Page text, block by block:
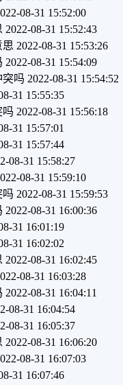
08-31 15:52:00
2022-08-31 15:52:43
思 2022-08-31 15:53:26
2022-08-31 15:54:09
吗 2022-08-31 15:54:52
31 15:55:35
吗 2022-08-31 15:56:18
31 15:57:01
31 15:57:44
08-31 15:58:27
08-31 15:59:10
吗 2022-08-31 15:59:53
2022-08-31 16:00:36
31 16:01:19
31 16:02:02
2022-08-31 16:02:45
08-31 16:03:28
2022-08-31 16:04:11
08-31 16:04:54
08-31 16:05:37
2022-08-31 16:06:20
08-31 16:07:03
31 16:07:46